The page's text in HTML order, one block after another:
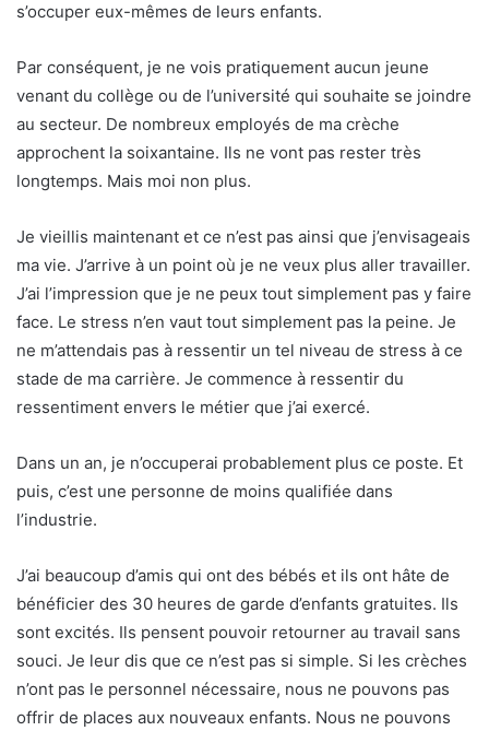
s’occuper eux-mêmes de leurs enfants.
Par conséquent, je ne vois pratiquement aucun jeune
venant du collège ou de l’université qui souhaite se joindre
au secteur. De nombreux employés de ma crèche
approchent la soixantaine. Ils ne vont pas rester très
longtemps. Mais moi non plus.
Je vieillis maintenant et ce n’est pas ainsi que j’envisageais
ma vie. J’arrive à un point où je ne veux plus aller travailler.
J’ai l’impression que je ne peux tout simplement pas y faire
face. Le stress n’en vaut tout simplement pas la peine. Je
ne m’attendais pas à ressentir un tel niveau de stress à ce
stade de ma carrière. Je commence à ressentir du
ressentiment envers le métier que j’ai exercé.
Dans un an, je n’occuperai probablement plus ce poste. Et
puis, c’est une personne de moins qualifiée dans
l’industrie.
J’ai beaucoup d’amis qui ont des bébés et ils ont hâte de
bénéficier des 30 heures de garde d’enfants gratuites. Ils
sont excités. Ils pensent pouvoir retourner au travail sans
souci. Je leur dis que ce n’est pas si simple. Si les crèches
n’ont pas le personnel nécessaire, nous ne pouvons pas
offrir de places aux nouveaux enfants. Nous ne pouvons